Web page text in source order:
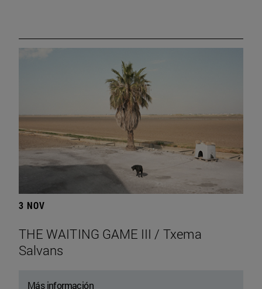
3 NOV
THE WAITING GAME III / Txema
Salvans
Más información